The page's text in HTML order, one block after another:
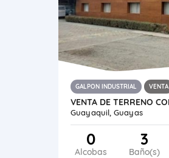
GALPON INDUSTRIAL VENTA
Guayaquil, Guayas
0
Alcobas
3
Baño(s)